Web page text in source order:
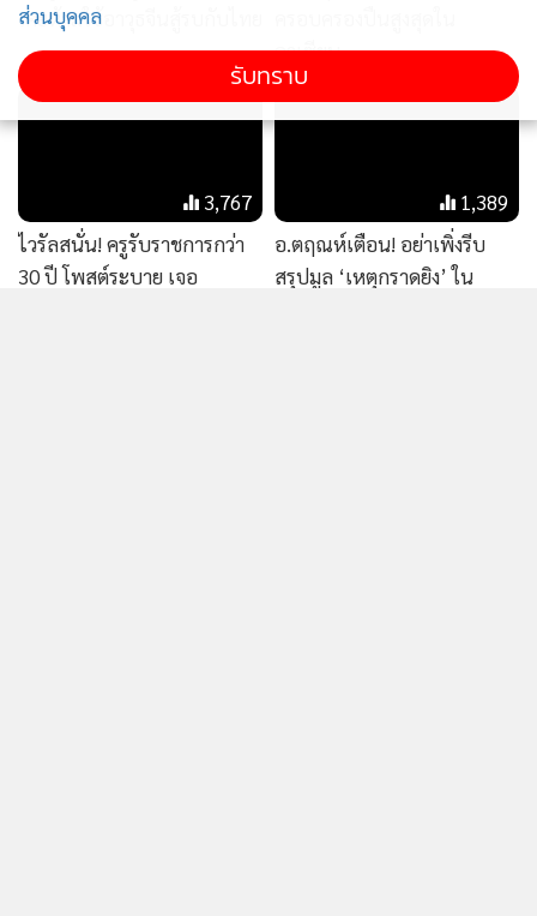
ของผู้ต้องขัง นับว่าได้ทรงปฏิบัติงานสร้างสรรค์ประโยชน์แก่
ประเทศชาติและประชาชนเป็นอเนกประการ สมควรที่จะ
สถาปนา พระเกียรติยศให้สูงขึ้น ตามแบบอย่างโบราณราช
ประเพณี จึงมีพระบรมราชโองการโปรดเกล้าโปรดกระหม่อมให้
เทพยวดี ขึ้นเป็นเจ้าฟ้าต่างกรมฝ่ายใน มีพระนามตามที่จารึกใน
พระสุพรรณบัฏว่า สมเด็จพระเจ้าลูกเธอ เจ้าฟ้าพัชรกิติยาภา นเร
นทิราเทพยวดี กรมหลวงราชสาริณีสิริพัชร มหาวัชรราชธิดา
พร้อมทั้งพระราชทานเครื่องราชอิสริยาภรณ์อันเป็นโบราณมงคล
เคยห้ามใช้อาวุธจีนสู้รบกับไทย
อาเซียน
3,767
ไวรัลสนั่น! ครูรับราชการกว่า
30 ปี โพสต์ระบาย เจอ
1,389
อ.ตฤณห์เตือน! อย่าเพิ่งรีบ
สรุปมูล ‘เหตุกราดยิง’ ใน
ส่วนบุคคล
รับทราบ